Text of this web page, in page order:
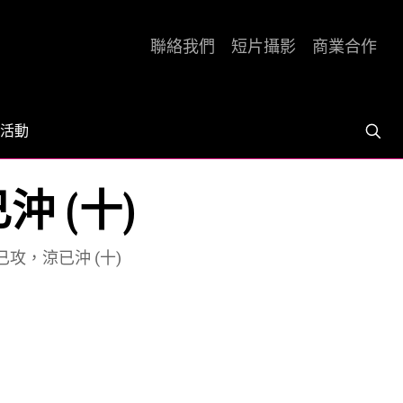
活動
聯絡我們 短片攝影 商業合作
(十)
攻，涼已沖 (十)